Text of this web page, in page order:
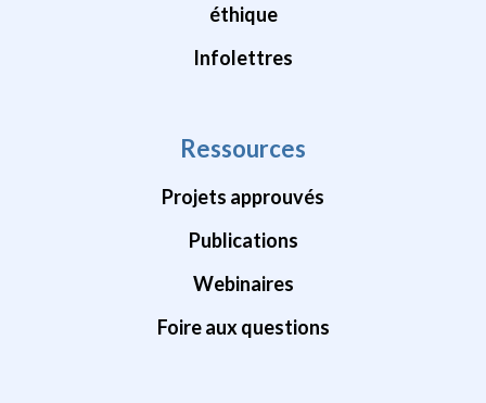
éthique
Infolettres
Ressources
Projets approuvés
Publications
Webinaires
Foire aux questions